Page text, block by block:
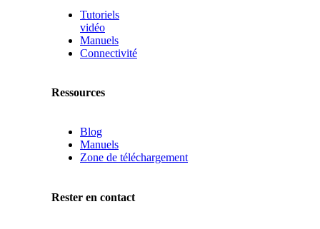
Tutoriels
vidéo
Manuels
Connectivité
Ressources
Blog
Manuels
Zone de téléchargement
Rester en contact